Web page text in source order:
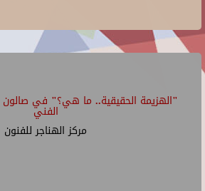
"الهزيمة الحقيقية.. ما هي؟" في صالون
الفني
مركز الهناجر للفنون